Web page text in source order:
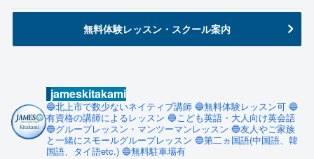
無料体験レッスン・スクール案内
jameskitakami
🔵北上市で数少ないネイティブ講師 🔵無料体験レッスン可 🔵
有資格の講師によるレッスン 🔵こども英語・大人向け英会話
🔵グループレッスン・マンツーマンレッスン 🔵友人やご家族
と一緒にスモールグループレッスン 🔵第二ヵ国語(中国語、韓
国語、タイ語etc.) 🔵無料駐車場有